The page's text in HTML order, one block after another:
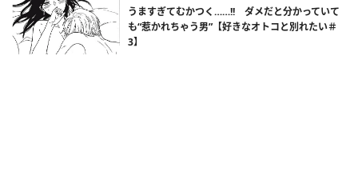
うますぎてむかつく……!! ダメだと分かっていて
も“惹かれちゃう男”【好きなオトコと別れたい＃
3】